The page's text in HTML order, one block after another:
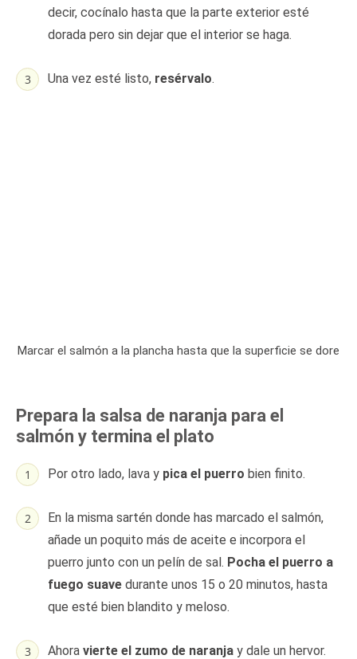
decir, cocínalo hasta que la parte exterior esté
dorada pero sin dejar que el interior se haga.
Una vez esté listo, resérvalo.
Marcar el salmón a la plancha hasta que la superficie se dore
Prepara la salsa de naranja para el
salmón y termina el plato
Por otro lado, lava y pica el puerro bien finito.
En la misma sartén donde has marcado el salmón,
añade un poquito más de aceite e incorpora el
puerro junto con un pelín de sal. Pocha el puerro a
fuego suave durante unos 15 o 20 minutos, hasta
que esté bien blandito y meloso.
Ahora vierte el zumo de naranja y dale un hervor.